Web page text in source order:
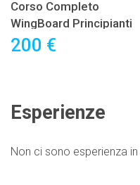
Corso Completo
WingBoard Principianti
200 €
Esperienze
Non ci sono esperienza